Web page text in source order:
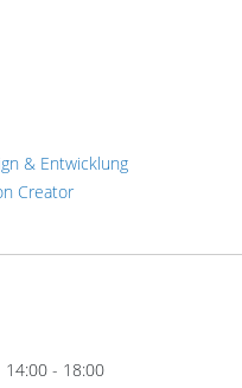
& Entwicklung
Creator
14:00 - 18:00